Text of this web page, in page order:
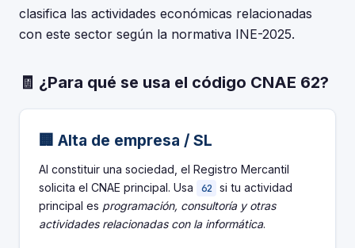
clasifica las actividades económicas relacionadas
con este sector según la normativa INE-2025.
🧾 ¿Para qué se usa el código CNAE 62?
🏢 Alta de empresa / SL
Al constituir una sociedad, el Registro Mercantil
solicita el CNAE principal. Usa
62 si tu actividad
principal es programación, consultoría y otras
actividades relacionadas con la informática.